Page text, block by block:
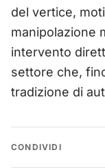
del vertice,
manipolazione
intervento
settore che,
tradizione di
CONDIVIDI